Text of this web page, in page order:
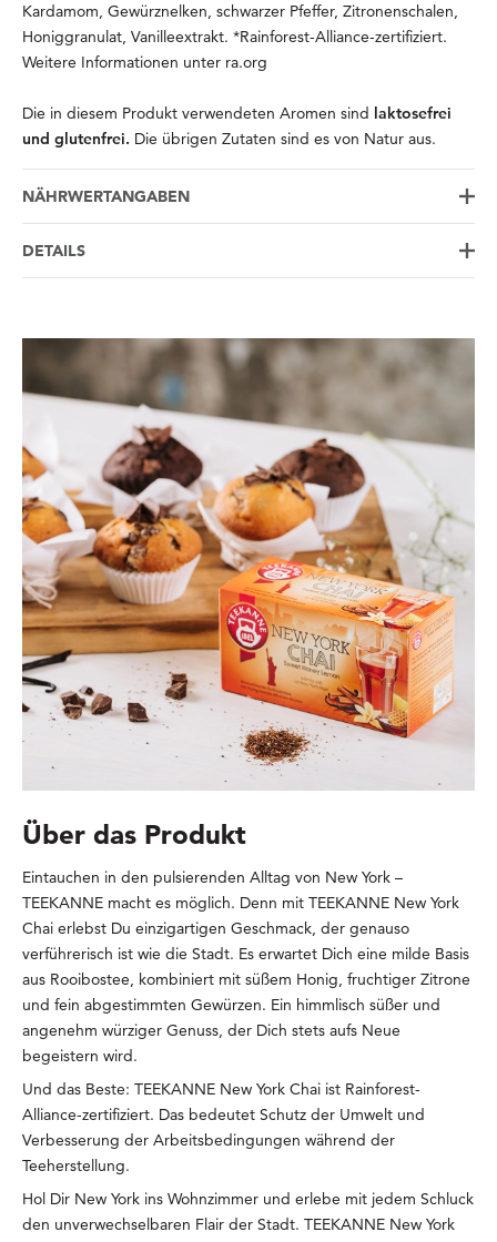
Kardamom, Gewürznelken, schwarzer Pfeffer, Zitronenschalen,
Honiggranulat, Vanilleextrakt. *Rainforest-Alliance-zertifiziert.
Weitere Informationen unter ra.org
Die in diesem Produkt verwendeten Aromen sind laktosefrei
und glutenfrei. Die übrigen Zutaten sind es von Natur aus.
NÄHRWERTANGABEN
DETAILS
Über das Produkt
Eintauchen in den pulsierenden Alltag von New York –
TEEKANNE macht es möglich. Denn mit TEEKANNE New York
Chai erlebst Du einzigartigen Geschmack, der genauso
verführerisch ist wie die Stadt. Es erwartet Dich eine milde Basis
aus Rooibostee, kombiniert mit süßem Honig, fruchtiger Zitrone
und fein abgestimmten Gewürzen. Ein himmlisch süßer und
angenehm würziger Genuss, der Dich stets aufs Neue
begeistern wird.
Und das Beste: TEEKANNE New York Chai ist Rainforest-
Alliance-zertifiziert. Das bedeutet Schutz der Umwelt und
Verbesserung der Arbeitsbedingungen während der
Teeherstellung.
Hol Dir New York ins Wohnzimmer und erlebe mit jedem Schluck
den unverwechselbaren Flair der Stadt. TEEKANNE New York